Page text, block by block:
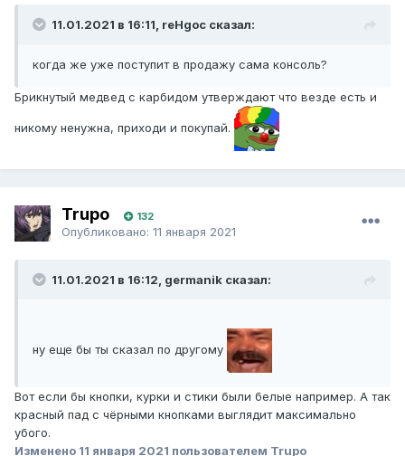
11.01.2021 в 16:11, reHgoc сказал:
когда же уже поступит в продажу сама консоль?
Брикнутый медвед с карбидом утверждают что везде есть и
никому ненужна, приходи и покупай.
Trupo 132
Опубликовано: 11 января 2021
11.01.2021 в 16:12, germanik сказал:
ну еще бы ты сказал по другому
Вот если бы кнопки, курки и стики были белые например. А так
красный пад с чёрными кнопками выглядит максимально
убого.
Изменено 11 января 2021 пользователем Trupo